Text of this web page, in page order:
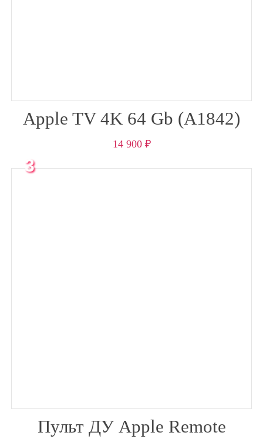
Apple TV 4K 64 Gb (A1842)
14 900 ₽
Пульт ДУ Apple Remote
3